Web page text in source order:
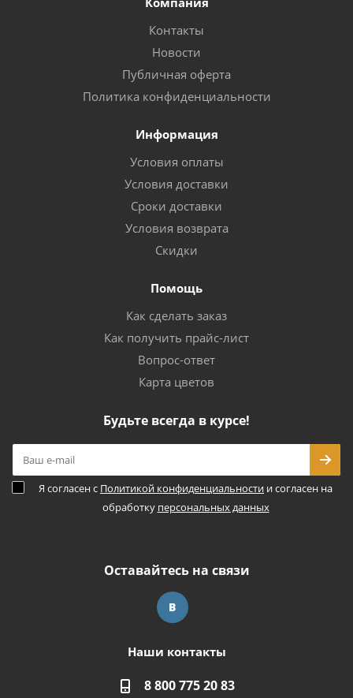
Контакты
Новости
Публичная оферта
Политика конфиденциальности
Информация
Условия оплаты
Условия доставки
Сроки доставки
Условия возврата
Скидки
Помощь
Как сделать заказ
Как получить прайс-лист
Вопрос-ответ
Карта цветов
Будьте всегда в курсе!
Я согласен с Политикой конфиденциальности и согласен на
обработку персональных данных
Оставайтесь на связи
Наши контакты
8 800 775 20 83